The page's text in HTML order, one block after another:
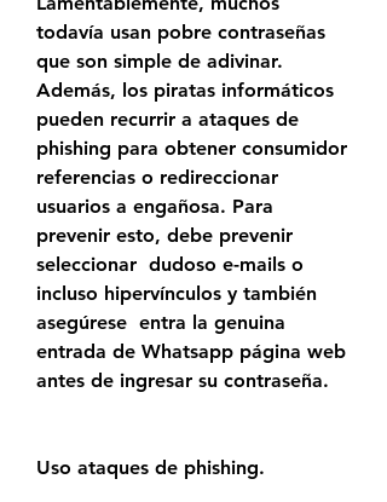
todavía usan pobre contraseñas
que son simple de adivinar.
Además, los piratas informáticos
pueden recurrir a ataques de
phishing para obtener consumidor
referencias o redireccionar
usuarios a engañosa. Para
prevenir esto, debe prevenir
seleccionar  dudoso e-mails o
incluso hipervínculos y también
asegúrese  entra la genuina
entrada de Whatsapp página web
antes de ingresar su contraseña.
Uso ataques de phishing.